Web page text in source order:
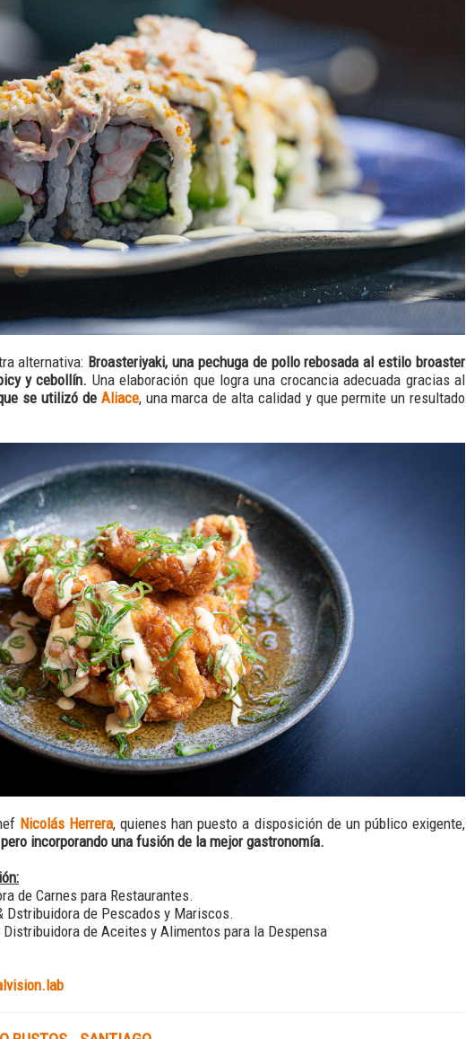
alternativa: Broasteriyaki, una pechuga de pollo rebosada al estilo broaster
y cebollín. Una elaboración que logra una crocancia adecuada gracias al
se utilizó de Aliace, una marca de alta calidad y que permite un resultado
Nicolás Herrera, quienes han puesto a disposición de un público exigente,
incorporando una fusión de la mejor gastronomía.
de Carnes para Restaurantes.
Dstribuidora de Pescados y Mariscos.
de Aceites y Alimentos para la Despensa